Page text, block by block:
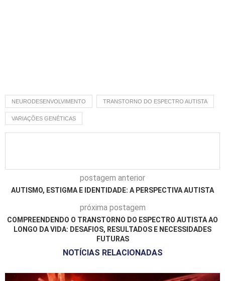
NEURODESENVOLVIMENTO TRANSTORNO DO ESPECTRO AUTISTA
VARIAÇÕES GENÉTICAS
postagem anterior
AUTISMO, ESTIGMA E IDENTIDADE: A PERSPECTIVA AUTISTA
próxima postagem
COMPREENDENDO O TRANSTORNO DO ESPECTRO AUTISTA AO
LONGO DA VIDA: DESAFIOS, RESULTADOS E NECESSIDADES
FUTURAS
NOTÍCIAS RELACIONADAS